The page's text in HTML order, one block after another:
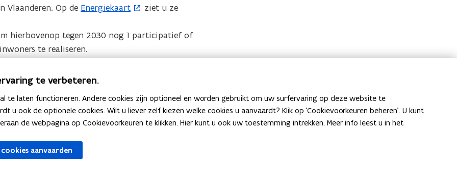
Vlaanderen. Op de Energiekaart
(
p
e
t
n
n
e
u
ziet u ze
hierbovenop tegen 2030 nog 1 participatief of
te realiseren.
energiecoöperatie én NRC-erkend? Voeg uw
.
te verbeteren.
te laten functioneren. Andere cookies zijn optioneel en worden gebruikt om uw surfervaring op deze website te
u ook de optionele cookies. Wilt u liever zelf kiezen welke cookies u aanvaardt? Klik op 'Cookievoorkeuren beheren'. U kunt
de webpagina op Cookievoorkeuren te klikken. Hier kunt u ook uw toestemming intrekken. Meer info leest u in het
aanvaarden